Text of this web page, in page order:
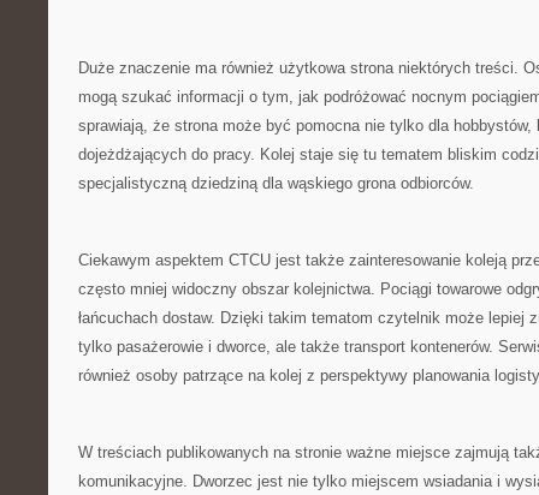
Duże znaczenie ma również użytkowa strona niektórych treści.
mogą szukać informacji o tym, jak podróżować nocnym
sprawiają, że strona może być pomocna nie tylko dla
dojeżdżających do pracy. Kolej staje się tu tematem bliskim
specjalistyczną dziedziną dla wąskiego grona odbiorców.
Ciekawym aspektem CTCU jest także zainteresowanie koleją
często mniej widoczny obszar kolejnictwa. Pociągi towarowe
łańcuchach dostaw. Dzięki takim tematom czytelnik może lepiej
tylko pasażerowie i dworce, ale także transport kontenerów.
również osoby patrzące na kolej z perspektywy planowania
W treściach publikowanych na stronie ważne miejsce zajmują
komunikacyjne. Dworzec jest nie tylko miejscem wsiadania i